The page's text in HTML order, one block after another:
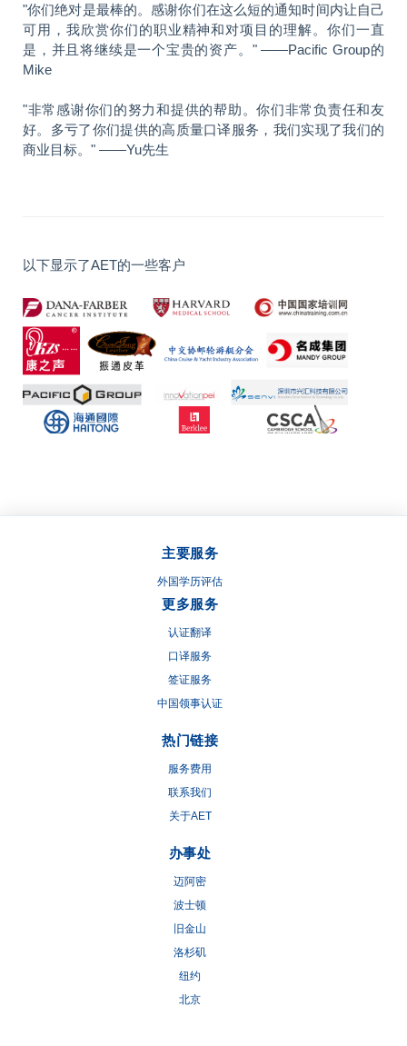
"你们绝对是最棒的。感谢你们在这么短的通知时间内让自己
可用，我欣赏你们的职业精神和对项目的理解。你们一直
是，并且将继续是一个宝贵的资产。" ——Pacific Group的
Mike
"非常感谢你们的努力和提供的帮助。你们非常负责任和友
好。多亏了你们提供的高质量口译服务，我们实现了我们的
商业目标。" ——Yu先生
以下显示了AET的一些客户
主要服务
外国学历评估
更多服务
认证翻译
口译服务
签证服务
中国领事认证
热门链接
服务费用
联系我们
关于AET
办事处
迈阿密
波士顿
旧金山
洛杉矶
纽约
北京